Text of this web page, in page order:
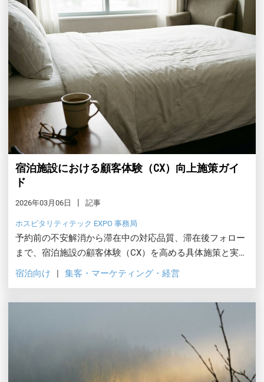
宿泊施設における顧客体験（CX）向上施策ガイ
ド
2026年03月06日 記事
ホスピタリティテック EXPO 事務局
予約前の不安解消から滞在中の対応品質、滞在後フォロー
まで、宿泊施設の顧客体験（CX）を高める具体施策と実践
事例を紹介します。
宿泊向け 集客・マーケティング・経営